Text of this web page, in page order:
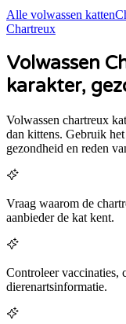
Alle volwassen katten
Chartreux
Volwassen
karakter,
Volwassen chartreux
dan kittens. Gebruik
gezondheid en reden
Vraag waarom de
aanbieder de kat kent.
Controleer vaccinaties,
dierenartsinformatie.